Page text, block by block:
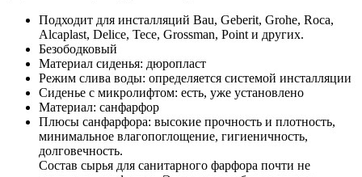
Подходит для инсталляций Bau, Geberit, Grohe, Roca,
Alcaplast, Delice, Tece, Grossman, Point и других.
Безободковый
Материал сиденья: дюропласт
Режим слива воды: определяется системой инсталляции
Сиденье с микролифтом: есть, уже установлено
Материал: санфарфор
Плюсы санфарфора: высокие прочность и плотность,
минимальное влагопоглощение, гигиеничность,
долговечность.
Состав сырья для санитарного фарфора почти не